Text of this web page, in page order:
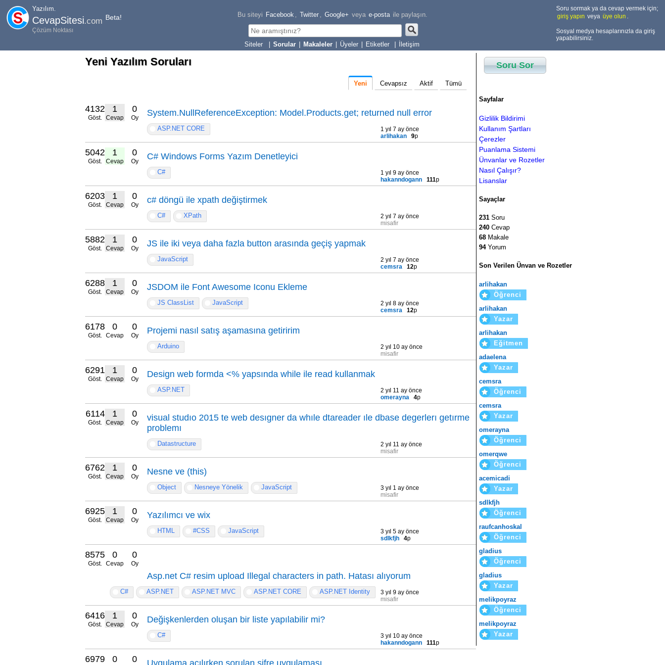
Yazılım.
CevapSitesi.com Beta!
Çözüm Noktası
Bu siteyi Facebook , Twitter , Google+ veya e-posta ile paylaşın.
Sorular Makaleler Üyeler Etiketler İletişim
Soru sormak ya da cevap vermek için;
giriş yapın veya üye olun .
Sosyal medya hesaplarınızla da giriş
yapabilirsiniz.
Yeni Yazılım Soruları
Yeni Cevapsız Aktif Tümü
4132
Göst.
1
Cevap
0
Oy System.NullReferenceException: Model.Products.get; returned null error
ASP.NET CORE
1 yıl 7 ay önce
arlihakan
9p
5042
Göst.
1
Cevap
0
Oy C# Windows Forms Yazım Denetleyici
C#
1 yıl 9 ay önce
hakanndogann
111p
6203
Göst.
1
Cevap
0
Oy c# döngü ile xpath değiştirmek
C# XPath
2 yıl 7 ay önce
misafir
5882
Göst.
1
Cevap
0
Oy JS ile iki veya daha fazla button arasında geçiş yapmak
JavaScript
2 yıl 7 ay önce
cemsra
12p
6288
Göst.
1
Cevap
0
Oy JSDOM ile Font Awesome Iconu Ekleme
JS ClassList JavaScript
2 yıl 8 ay önce
cemsra
12p
6178
Göst.
0
Cevap
0
Oy Projemi nasıl satış aşamasına getiririm
Arduino
2 yıl 10 ay önce
misafir
6291
Göst.
1
Cevap
0
Oy Design web formda <% yapsında while ile read kullanmak
ASP.NET
2 yıl 11 ay önce
omerayna
4p
6114
Göst.
1
Cevap
0
Oy
visual studıo 2015 te web desıgner da whıle dtareader ıle dbase degerlerı getırme
problemı
Datastructure
2 yıl 11 ay önce
misafir
6762
Göst.
1
Cevap
0
Oy Nesne ve (this)
Object Nesneye Yönelik JavaScript
3 yıl 1 ay önce
misafir
6925
Göst.
1
Cevap
0
Oy Yazılımcı ve wix
HTML #CSS JavaScript
3 yıl 5 ay önce
sdlkfjh
4p
8575
Göst.
0
Cevap
0
Oy
Asp.net C# resim upload Illegal characters in path. Hatası alıyorum
C# ASP.NET ASP.NET MVC ASP.NET CORE ASP.NET Identity
3 yıl 9 ay önce
misafir
6416
Göst.
1
Cevap
0
Oy Değişkenlerden oluşan bir liste yapılabilir mi?
C#
3 yıl 10 ay önce
hakanndogann
111p
6979 0 0 Uygulama açılırken sorulan şifre uygulaması
Soru Sor
Sayfalar
Gizlilik Bildirimi
Kullanım Şartları
Çerezler
Puanlama Sistemi
Ünvanlar ve Rozetler
Nasıl Çalışır?
Lisanslar
Sayaçlar
231 Soru
240 Cevap
68 Makale
94Yorum
Son Verilen Ünvan ve Rozetler
arlihakan
Öğrenci
arlihakan
Yazar
arlihakan
Eğitmen
adaelena
Yazar
cemsra
Öğrenci
cemsra
Yazar
omerayna
Öğrenci
omerqwe
Öğrenci
acemicadi
Yazar
sdlkfjh
Öğrenci
raufcanhoskal
Öğrenci
gladius
Öğrenci
gladius
Yazar
melikpoyraz
Öğrenci
melikpoyraz
Yazar